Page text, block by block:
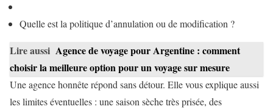
Quelle est la politique d’annulation ou de modification ?
Lire aussi Agence de voyage pour Argentine : comment
choisir la meilleure option pour un voyage sur mesure
Une agence honnête répond sans détour. Elle vous explique aussi
les limites éventuelles : une saison sèche très prisée, des